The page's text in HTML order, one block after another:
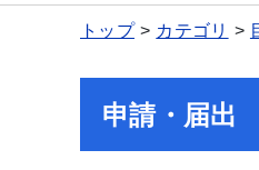
トップ カテゴリ
申請・届出